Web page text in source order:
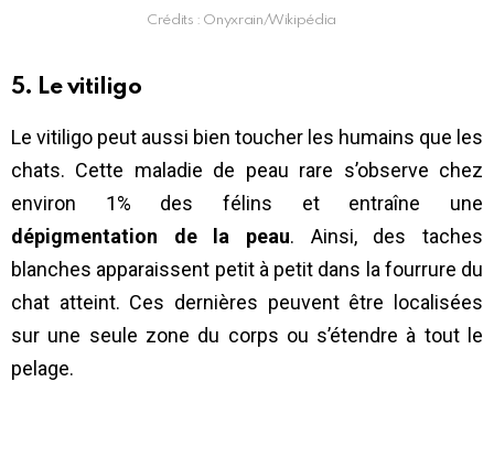
Crédits : Onyxrain/Wikipédia
5. Le vitiligo
Le vitiligo peut aussi bien toucher les humains que les
chats. Cette maladie de peau rare s’observe chez
environ 1% des félins et entraîne une
dépigmentation de la peau. Ainsi, des taches
blanches apparaissent petit à petit dans la fourrure du
chat atteint. Ces dernières peuvent être localisées
sur une seule zone du corps ou s’étendre à tout le
pelage.